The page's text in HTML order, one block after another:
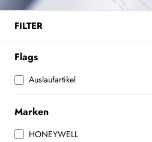
FILTER
Flags
Auslaufartikel
Marken
HONEYWELL